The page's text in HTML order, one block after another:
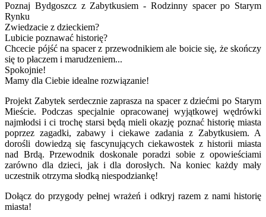
Poznaj Bydgoszcz z Zabytkusiem - Rodzinny spacer po Starym
Rynku
Zwiedzacie z dzieckiem?
Lubicie poznawać historię?
Chcecie pójść na spacer z przewodnikiem ale boicie się, że skończy
się to płaczem i marudzeniem...
Spokojnie!
Mamy dla Ciebie idealne rozwiązanie!
Projekt Zabytek serdecznie zaprasza na spacer z dziećmi po Starym
Mieście. Podczas specjalnie opracowanej wyjątkowej wędrówki
najmłodsi i ci trochę starsi będą mieli okazję poznać historię miasta
poprzez zagadki, zabawy i ciekawe zadania z Zabytkusiem. A
dorośli dowiedzą się fascynujących ciekawostek z historii miasta
nad Brdą. Przewodnik doskonale poradzi sobie z opowieściami
zarówno dla dzieci, jak i dla dorosłych. Na koniec każdy mały
uczestnik otrzyma słodką niespodziankę!
Dołącz do przygody pełnej wrażeń i odkryj razem z nami historię
miasta!